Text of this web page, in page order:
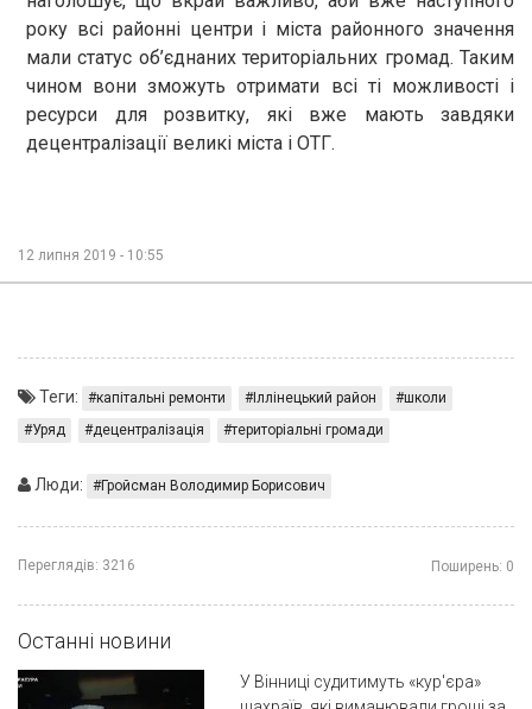
року всі районні центри і міста районного значення
мали статус об’єднаних територіальних громад. Таким
чином вони зможуть отримати всі ті можливості і
ресурси для розвитку, які вже мають завдяки
децентралізації великі міста і ОТГ.
12 липня 2019 - 10:55
Теги: капітальні ремонти Іллінецький район
школи
Уряд
децентралізація територіальні громади
Люди: Гройсман Володимир Борисович
Переглядів: 3216 Поширень: 0
Останні новини
У Вінниці судитимуть «кур'єра»